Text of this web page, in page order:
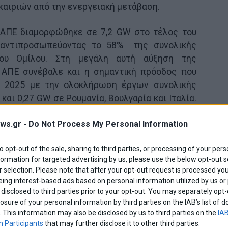
- Do Not Process My Personal Information
opt-out of the sale, sharing to third parties, or processing of your
for targeted advertising by us, please use the below opt-out
selection. Please note that after your opt-out request is processed
interest-based ads based on personal information utilized by us or
to third parties prior to your opt-out. You may separately
of your personal information by third parties on the IAB’s list of
This information may also be disclosed by us to third parties on the
Participants that may further disclose it to other third parties.
από την ενεργειακή μετάβαση.
διαμορφώθηκε σε 7,2 GW στο τέλος του
το 58% της συνολικής
Ομίλου. Στη μεγάλη αυτή αύξηση της
συνέβαλε και η σημαντική πρόοδος που
2025 με την ολοκλήρωση έργων συνολικής
0,27 GW σε Ρουμανία, Βουλγαρία και Ιταλία.
χαρτοφυλακίου συνεχίζεται, με την
να αυξηθεί περαιτέρω στα επόμενα
βρίσκονται σε στάδιο κατασκευής ή
σε διαδικασία διαγωνισμού (υποβολή
τρίμηνο του 2025, ο Όμιλος ολοκλήρωσε την
αποθήκευσης ενέργειας (BESS), και
και 9MW στη Ρουμανία. Πρόκειται για
σημασίας καθώς προφέρουν ευελιξία και
των ΑΠΕ και την αξιοποίηση της ενέργειας